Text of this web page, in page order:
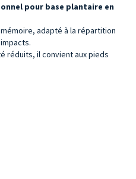
pour base plantaire en
adapté à la répartition
réduits, il convient aux pieds